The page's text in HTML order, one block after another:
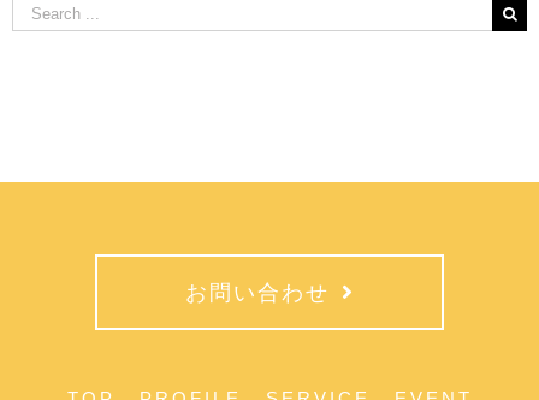
Search
for:
お問い合わせ